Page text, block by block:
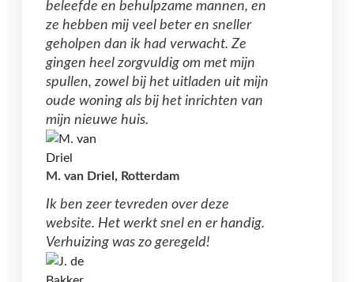
beleefde en behulpzame mannen, en
ze hebben mij veel beter en sneller
geholpen dan ik had verwacht. Ze
gingen heel zorgvuldig om met mijn
spullen, zowel bij het uitladen uit mijn
oude woning als bij het inrichten van
mijn nieuwe huis.
M. van Driel, Rotterdam
Ik ben zeer tevreden over deze
website. Het werkt snel en er handig.
Verhuizing was zo geregeld!